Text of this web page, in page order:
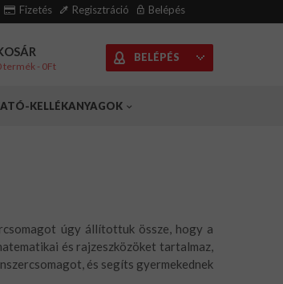
Fizetés Regisztráció Belépés
termék - 0Ft
BELÉPÉS
KELLÉKANYAGOK
úgy állítottuk össze, hogy a
és rajzeszközöket tartalmaz,
és segíts gyermekednek